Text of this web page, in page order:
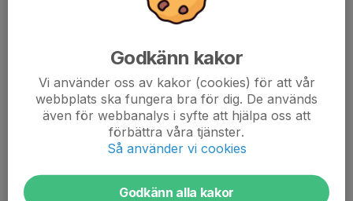
Godkänn kakor
Vi använder oss av kakor (cookies) för att vår
webbplats ska fungera bra för dig. De används
även för webbanalys i syfte att hjälpa oss att
förbättra våra tjänster.
Så använder vi cookies
Godkänn alla kakor